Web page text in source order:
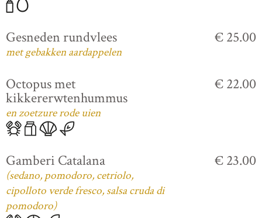
Gesneden rundvlees
met gebakken aardappelen
€ 25.00
Octopus met
kikkererwtenhummus
en zoetzure rode uien
€ 22.00
Gamberi Catalana
(sedano, pomodoro, cetriolo,
cipolloto verde fresco, salsa cruda di
pomodoro)
€ 23.00